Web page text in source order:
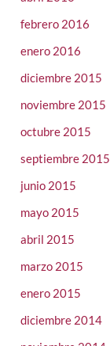
febrero 2016
enero 2016
diciembre 2015
noviembre 2015
octubre 2015
septiembre 2015
junio 2015
mayo 2015
abril 2015
marzo 2015
enero 2015
diciembre 2014